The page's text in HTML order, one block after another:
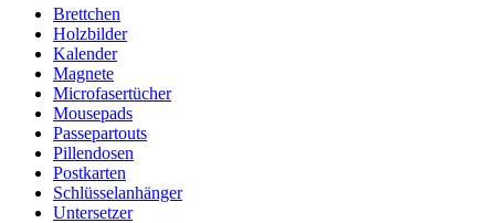
Brettchen
Holzbilder
Kalender
Magnete
Microfasertücher
Mousepads
Passepartouts
Pillendosen
Postkarten
Schlüsselanhänger
Untersetzer